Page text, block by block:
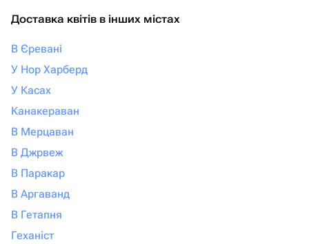
Доставка квітів в інших містах
В Єревані
У Нор Харберд
У Касах
Канакераван
В Мерцаван
В Джрвеж
В Паракар
В Аргаванд
В Гетапня
Геханіст